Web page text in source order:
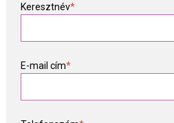
Keresztnév*
E-mail cím*